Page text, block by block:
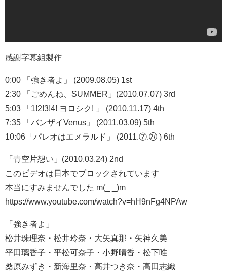
感謝字幕組製作
0:00 「強き者よ」 (2009.08.05) 1st
2:30 「ごめんね、SUMMER」(2010.07.07) 3rd
5:03 「1!2!3!4! ヨロシク! 」 (2010.11.17) 4th
7:35 「バンザイVenus」 (2011.03.09) 5th
10:06「パレオはエメラルド」 (2011.⑦.㉗ ) 6th
「青空片想い」(2010.03.24) 2nd
このビデオは日本でブロックされています
本当にすみませんでした m(_ _)m
https://www.youtube.com/watch?v=hH9nFg4NPAw
「強き者よ」
松井珠理奈・松井玲奈・大矢真那・矢神久美
平田璃香子・平松可奈子・小野晴香・松下唯
桑原みずき・新海里奈・高井つき奈・高田志織